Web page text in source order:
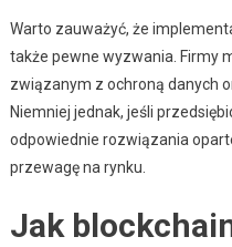
Warto zauważyć, że
także pewne wyzwania. Firmy
związanym z ochroną danych
Niemniej jednak, jeśli
odpowiednie rozwiązania
przewagę na rynku.
Jak